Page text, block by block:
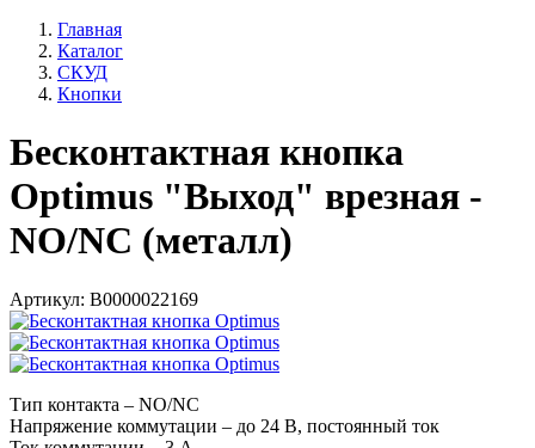
Главная
Каталог
СКУД
Кнопки
Бесконтактная кнопка
Optimus "Выход" врезная -
NO/NC (металл)
Артикул: В0000022169
Тип контакта – NO/NC
Напряжение коммутации – до 24 В, постоянный ток